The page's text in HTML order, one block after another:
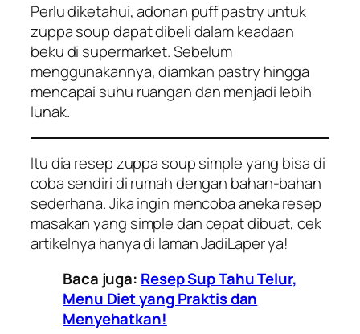
Perlu diketahui, adonan puff pastry untuk
zuppa soup dapat dibeli dalam keadaan
beku di supermarket. Sebelum
menggunakannya, diamkan pastry hingga
mencapai suhu ruangan dan menjadi lebih
lunak.
Itu dia resep zuppa soup simple yang bisa di
coba sendiri di rumah dengan bahan-bahan
sederhana. Jika ingin mencoba aneka resep
masakan yang simple dan cepat dibuat, cek
artikelnya hanya di laman JadiLaper ya!
Baca juga: Resep Sup Tahu Telur,
Menu Diet yang Praktis dan
Menyehatkan!